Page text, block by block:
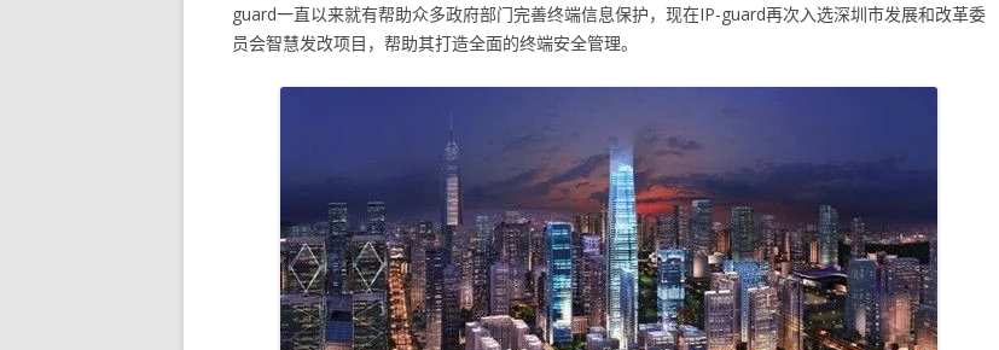
guard一直以来就有帮助众多政府部门完善终端信息保护，现在IP-guard再次入选深圳市发展和改革委
员会智慧发改项目，帮助其打造全面的终端安全管理。